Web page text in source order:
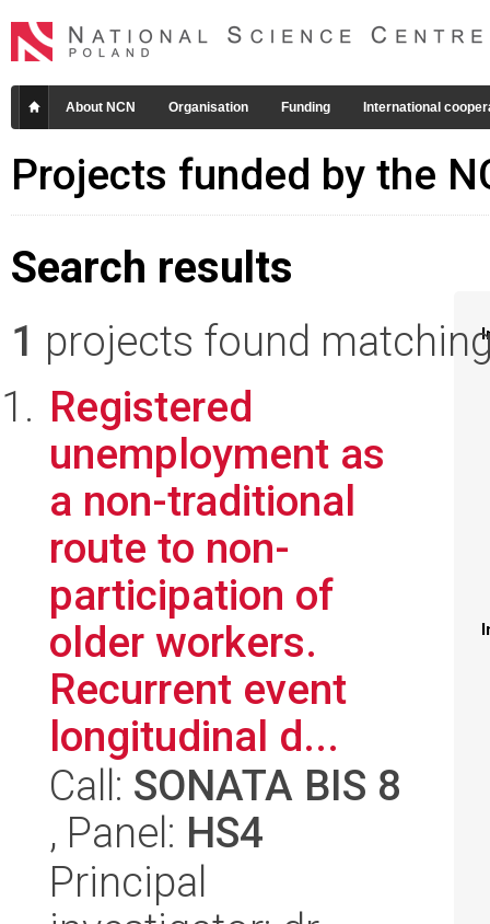
About NCN Organisation Funding International
Projects funded by the
Search results
1 projects found
Registered
unemployment as
a non-traditional
route to non-
participation of
older workers.
Recurrent event
longitudinal d...
Call: SONATA BIS 8
, Panel: HS4
Principal